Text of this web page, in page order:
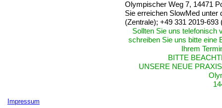
Olympischer Weg 7, 14471
Sie erreichen SlowMed unter
(Zentrale); +49 331 2019-693
Sollten Sie uns telefonisch
schreiben Sie uns bitte eine
Ihrem
BITTE
UNSERE NEUE
Impressum